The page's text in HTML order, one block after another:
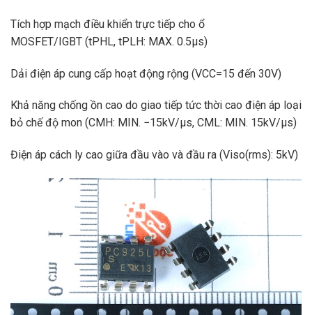
Tích hợp mạch điều khiển trực tiếp cho ổ
MOSFET/IGBT (tPHL, tPLH: MAX. 0.5μs)
Dải điện áp cung cấp hoạt động rộng (VCC=15 đến 30V)
Khả năng chống ồn cao do giao tiếp tức thời cao điện áp loại
bỏ chế độ mon (CMH: MIN. −15kV/μs, CML: MIN. 15kV/μs)
Điện áp cách ly cao giữa đầu vào và đầu ra (Viso(rms): 5kV)